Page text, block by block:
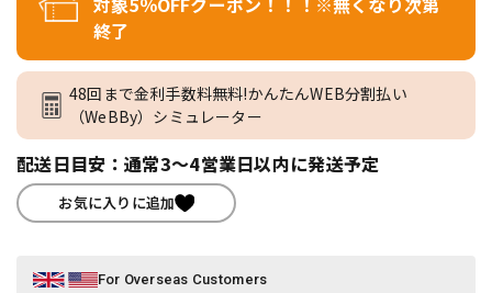
終了
48回まで金利手数料無料!かんたんWEB分割払い
（WeBBy）シミュレーター
配送日目安：通常3～4営業日以内に発送予定
お気に入りに追加
For Overseas Customers